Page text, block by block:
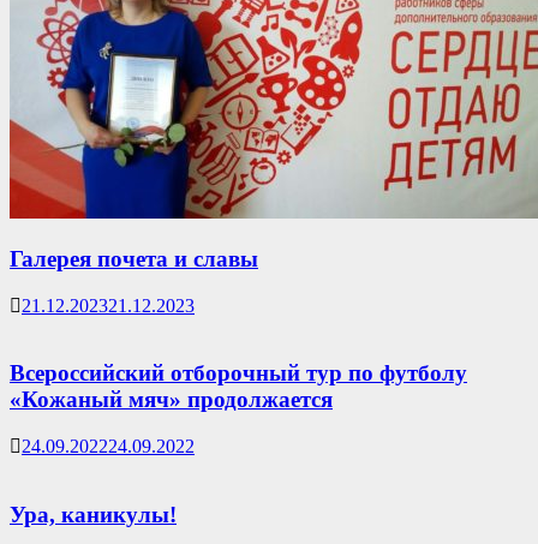
Галерея почета и славы
21.12.202321.12.2023
Всероссийский отборочный тур по футболу
«Кожаный мяч» продолжается
24.09.202224.09.2022
Ура, каникулы!